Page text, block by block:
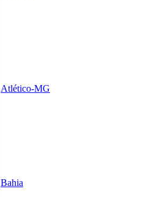
Atlético-MG
Bahia